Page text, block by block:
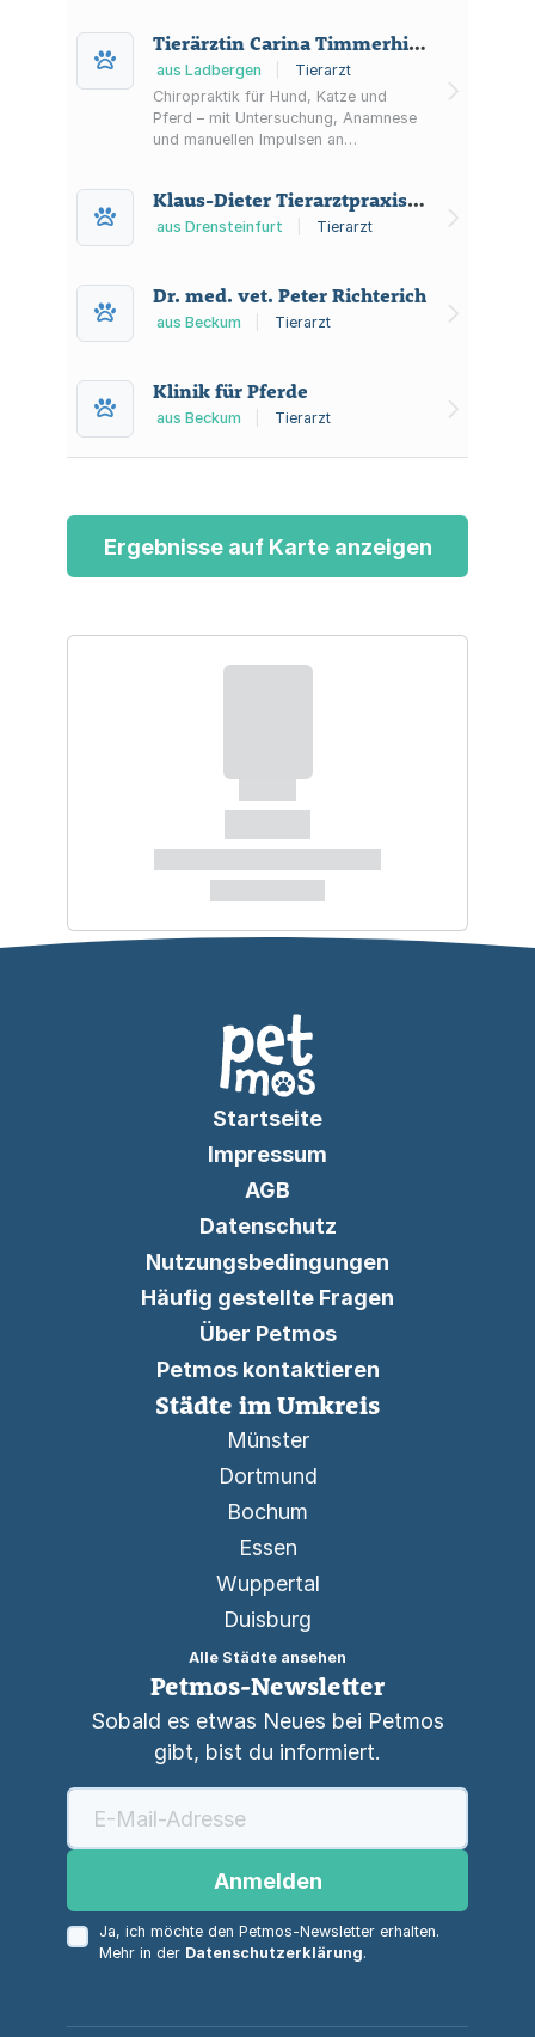
Zahnsanierungen.
Tierärztin Carina Timmerhindrick
aus Ladbergen
Tierarzt
Chiropraktik für Hund, Katze und
Pferd – mit Untersuchung, Anamnese
und manuellen Impulsen an
Umfeld.
Klaus-Dieter Tierarztpraxis Timpe
aus Drensteinfurt Tierarzt
Dr. med. vet. Peter Richterich
aus Beckum Tierarzt
Klinik für Pferde
aus Beckum Tierarzt
Ergebnisse auf Karte anzeigen
Startseite
Impressum
AGB
Datenschutz
Nutzungsbedingungen
Häufig gestellte Fragen
Über Petmos
Petmos kontaktieren
Städte im Umkreis
Münster
Dortmund
Bochum
Essen
Wuppertal
Duisburg
Alle Städte ansehen
Petmos-Newsletter
Sobald es etwas Neues bei Petmos
gibt, bist du informiert.
Anmelden
Ja, ich möchte den Petmos-Newsletter erhalten.
Mehr in der Datenschutzerklärung.